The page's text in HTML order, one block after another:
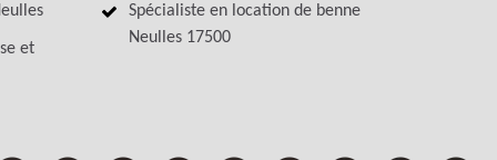
et
Spécialiste en location de benne
Neulles 17500